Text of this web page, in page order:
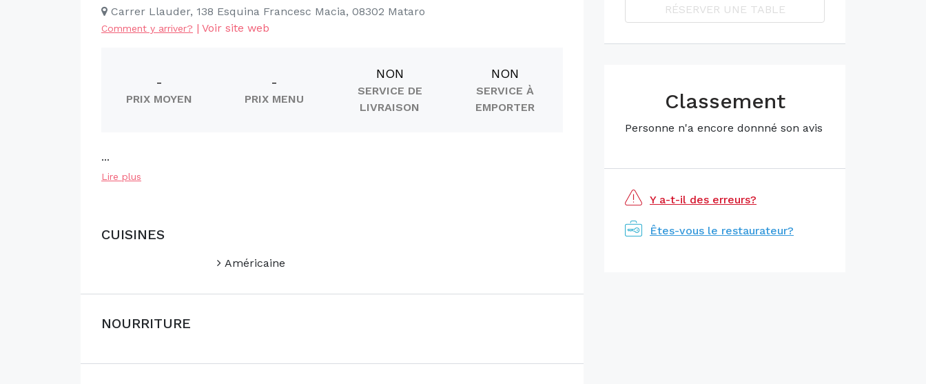
Carrer Llauder, 138 Esquina Francesc Macia, 08302 Mataro
Comment y arriver? | Voir site web
-
PRIX MOYEN
-
PRIX MENU
NON
SERVICE DE
LIVRAISON
NON
SERVICE À
EMPORTER
...
Lire plus
CUISINES
Américaine
NOURRITURE
RÉSERVER UNE TABLE
Classement
Personne n'a encore donnné son avis
Y a-t-il des erreurs?
Êtes-vous le restaurateur?